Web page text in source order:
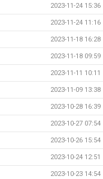
2023-11-24 15:36
2023-11-24 11:16
2023-11-18 16:28
2023-11-18 09:59
2023-11-11 10:11
2023-11-09 13:38
2023-10-28 16:39
2023-10-27 07:54
2023-10-26 15:54
2023-10-24 12:51
2023-10-23 14:54